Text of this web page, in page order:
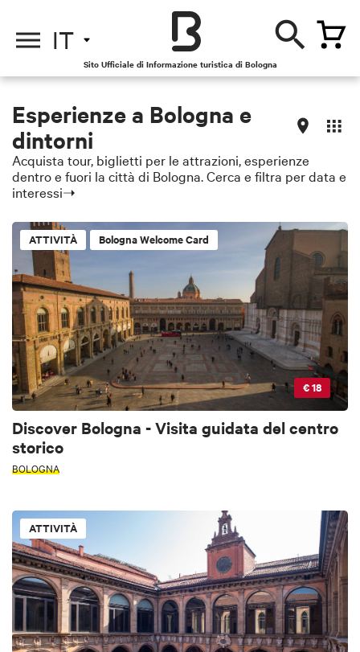
IT
Sito Ufficiale di Informazione turistica di Bologna
Esperienze a Bologna e
dintorni
Acquista tour, biglietti per le attrazioni, esperienze
dentro e fuori la città di Bologna. Cerca e filtra per data e
interessi➝
ATTIVITÀ Bologna Welcome Card
€ 18
Discover Bologna - Visita guidata del centro
storico
BOLOGNA
ATTIVITÀ